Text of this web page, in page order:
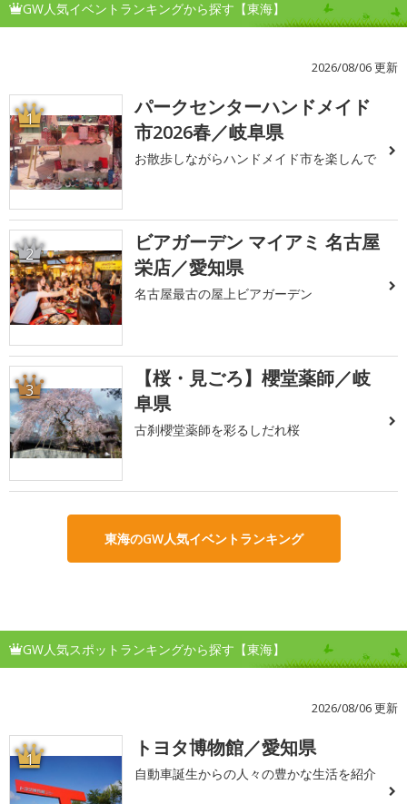
GW人気イベントランキングから探す【東海】
2026/08/06 更新
1
パークセンターハンドメイド
市2026春／岐阜県
お散歩しながらハンドメイド市を楽しんで
2
ビアガーデン マイアミ 名古屋
栄店／愛知県
名古屋最古の屋上ビアガーデン
3
【桜・見ごろ】櫻堂薬師／岐
阜県
古刹櫻堂薬師を彩るしだれ桜
東海のGW人気イベントランキング
GW人気スポットランキングから探す【東海】
2026/08/06 更新
1 トヨタ博物館／愛知県
自動車誕生からの人々の豊かな生活を紹介